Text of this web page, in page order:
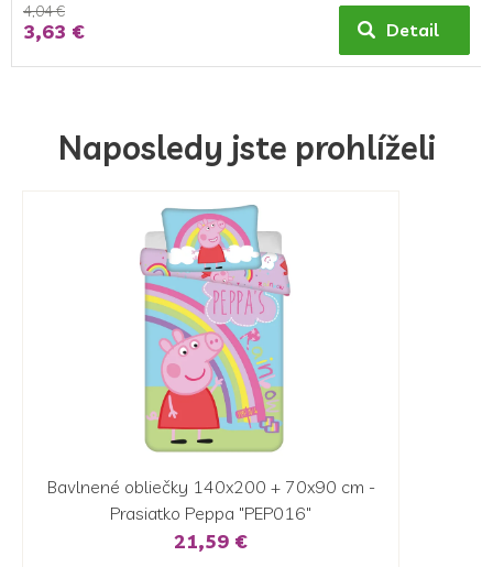
4,04 €
3,63 € Detail
Naposledy jste prohlíželi
Bavlnené obliečky 140x200 + 70x90 cm -
Prasiatko Peppa "PEP016"
21,59 €